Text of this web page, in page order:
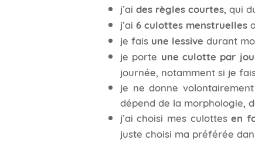
j’ai des règles courtes, qui
j’ai 6 culottes menstruelles
je fais une lessive durant
je porte une culotte par
journée, notamment si je
je ne donne
dépend de la morphologie,
j’ai choisi mes culottesen
juste choisi ma préférée